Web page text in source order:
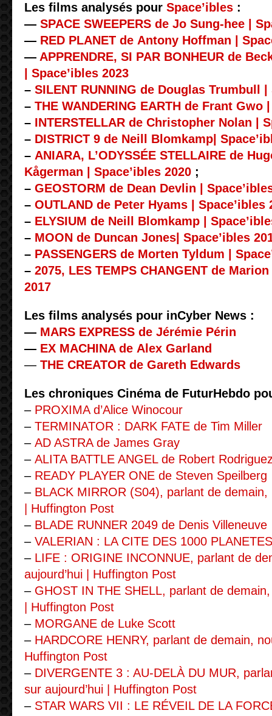
Les films analysés pour Space’ibles :
— SPACE SWEEPERS de Jo Sung-hee |
— RED PLANET de Antony Hoffman |
— APPRENDRE, SI PAR BONHEUR de
| Space’ibles 2023
– SILENT RUNNING de Douglas Trumbull |
– THE WANDERING EARTH de Frant Gwo
– INTERSTELLAR de Christopher Nolan |
– DISTRICT 9 de Neill Blomkamp|
– ANIARA, L’ODYSSÉE STELLAIRE de
Kågerman | Space’ibles 2020 ;
– GEOSTORM de Dean Devlin |
– OUTLAND de Peter Hyams | Space’ibles
– ELYSIUM de Neill Blomkamp |
– MOON de Duncan Jones| Space’ibles
– PASSENGERS de Morten Tyldum |
– 2075, LES TEMPS CHANGENT de
2017
Les films analysés pour inCyber News :
— MARS EXPRESS de Jérémie Périn
— EX MACHINA de Alex Garland
— THE CREATOR de Gareth Edwards
Les chroniques Cinéma de FuturHebdo
– PROXIMA d’Alice Winocour
– TERMINATOR : DARK FATE de Tim Miller
– AD ASTRA de James Gray
– ALITA BATTLE ANGEL de Robert
– READY PLAYER ONE de Steven Speilberg
– BLACK MIRROR (S04), parlant de demain,
| Huffington Post
– BLADE RUNNER 2049 de Denis Villeneuve
– VALERIAN : LA CITE DES 1000
– LIFE : ORIGINE INCONNUE, parlant de
aujourd’hui | Huffington Post
– GHOST IN THE SHELL, parlant de
| Huffington Post
– MORGANE de Luke Scott
– HARDCORE HENRY, parlant de demain,
Huffington Post
– DIVERGENTE 3 : AU-DELÀ DU MUR,
sur aujourd’hui | Huffington Post
– STAR WARS VII : LE RÉVEIL DE LA